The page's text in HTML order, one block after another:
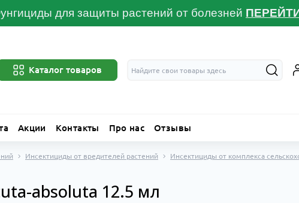
для защиты растений от болезней
Каталог товаров
Акции Контакты Про нас Отзывы
Инсектициды от вредителей растений
Инсектициды от комплекса
absoluta 12.5 мл